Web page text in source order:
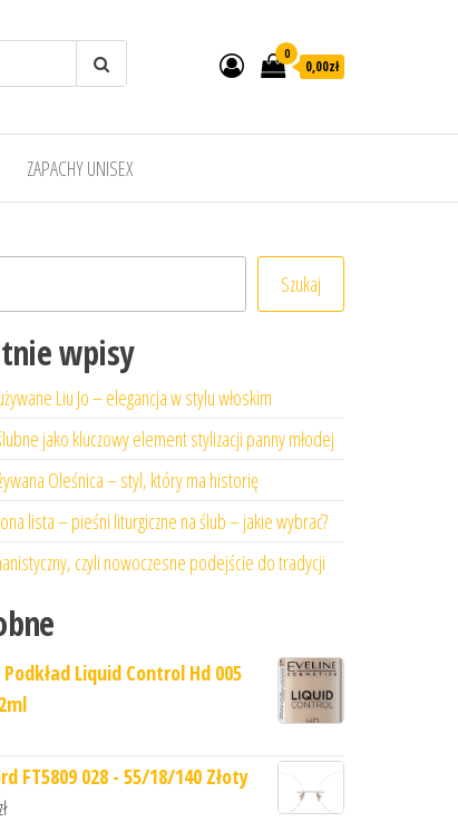
0
0,00zł
ZAPACHY UNISEX
Szukaj
wpisy
Liu Jo – elegancja w stylu włoskim
jako kluczowy element stylizacji panny młodej
Oleśnica – styl, który ma historię
lista – pieśni liturgiczne na ślub – jakie wybrać?
czyli nowoczesne podejście do tradycji
Liquid Control Hd 005
FT5809 028 - 55/18/140 Złoty
zł